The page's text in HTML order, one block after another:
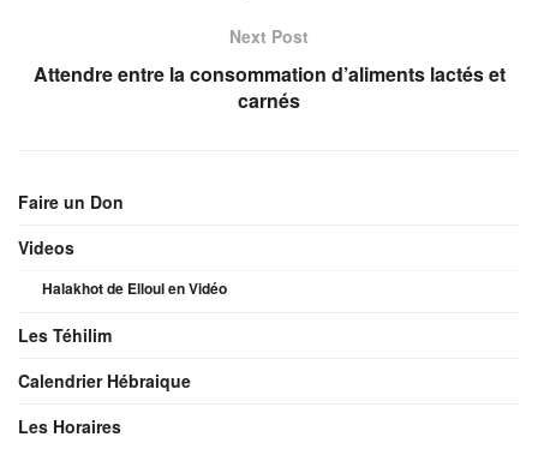
Next Post
Attendre entre la consommation d’aliments lactés et
carnés
Faire un Don
Videos
Halakhot de Elloul en Vidéo
Les Téhilim
Calendrier Hébraique
Les Horaires